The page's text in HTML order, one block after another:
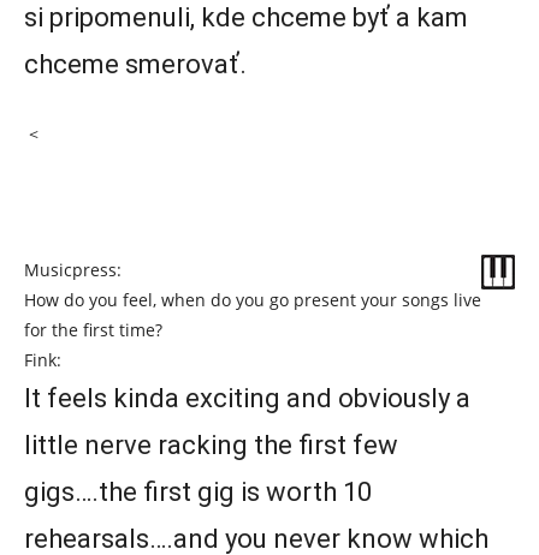
si pripomenuli, kde chceme byť a kam
chceme smerovať.
<
Musicpress:
How do you feel, when do you go present your songs live
for the first time?
Fink:
It feels kinda exciting and obviously a
little nerve racking the first few
gigs….the first gig is worth 10
rehearsals….and you never know which